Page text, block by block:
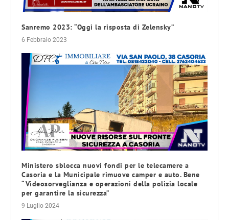
Sanremo 2023: “Oggi la risposta di Zelensky”
6 Febbraio 2023
Ministero sblocca nuovi fondi per le telecamere a
Casoria e la Municipale rimuove camper e auto. Bene
“Videosorveglianza e operazioni della polizia locale
per garantire la sicurezza”
9 Luglio 2024